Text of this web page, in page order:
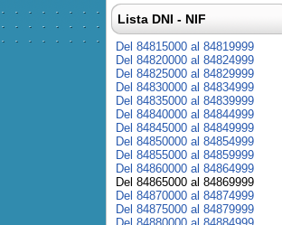
Lista DNI - NIF
Del 84815000 al 84819999
Del 84820000 al 84824999
Del 84825000 al 84829999
Del 84830000 al 84834999
Del 84835000 al 84839999
Del 84840000 al 84844999
Del 84845000 al 84849999
Del 84850000 al 84854999
Del 84855000 al 84859999
Del 84860000 al 84864999
Del 84865000 al 84869999
Del 84870000 al 84874999
Del 84875000 al 84879999